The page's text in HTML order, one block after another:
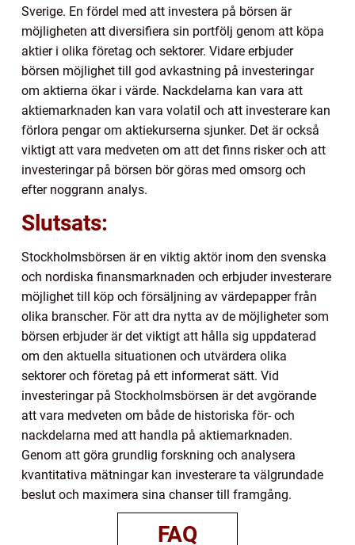
Sverige. En fördel med att investera på börsen är
möjligheten att diversifiera sin portfölj genom att köpa
aktier i olika företag och sektorer. Vidare erbjuder
börsen möjlighet till god avkastning på investeringar
om aktierna ökar i värde. Nackdelarna kan vara att
aktiemarknaden kan vara volatil och att investerare kan
förlora pengar om aktiekurserna sjunker. Det är också
viktigt att vara medveten om att det finns risker och att
investeringar på börsen bör göras med omsorg och
efter noggrann analys.
Slutsats:
Stockholmsbörsen är en viktig aktör inom den svenska
och nordiska finansmarknaden och erbjuder investerare
möjlighet till köp och försäljning av värdepapper från
olika branscher. För att dra nytta av de möjligheter som
börsen erbjuder är det viktigt att hålla sig uppdaterad
om den aktuella situationen och utvärdera olika
sektorer och företag på ett informerat sätt. Vid
investeringar på Stockholmsbörsen är det avgörande
att vara medveten om både de historiska för- och
nackdelarna med att handla på aktiemarknaden.
Genom att göra grundlig forskning och analysera
kvantitativa mätningar kan investerare ta välgrundade
beslut och maximera sina chanser till framgång.
FAQ